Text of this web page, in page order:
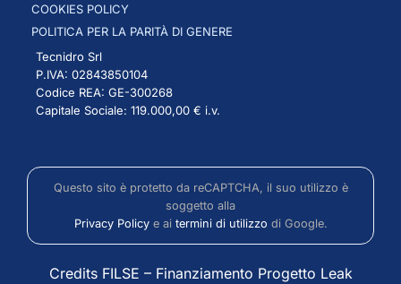
COOKIES POLICY
POLITICA PER LA PARITÀ DI GENERE
Tecnidro Srl
P.IVA: 02843850104
Codice REA: GE-300268
Capitale Sociale: 119.000,00 € i.v.
Questo sito è protetto da reCAPTCHA, il suo utilizzo è
soggetto alla
Privacy Policye ai termini di utilizzo di Google.
Credits FILSE – Finanziamento Progetto Leak